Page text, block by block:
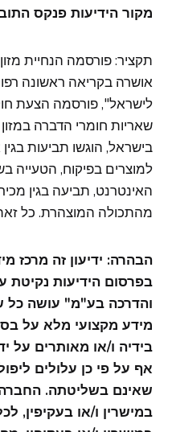
מקור הידיעות פנקס
תקציר: פורסמה הנחיית
אושרה בקריאה ראשונה
לישראל", פורסמה הצעת
שאריות חומרי הדברה
בישראל, הוגשו תביעות
למוצרים בפיקוח, הטעייה
האינטרנט, תביעה בגין
מהתכולה המוצהרת. כל
הבהרה: ידיעון זה מרכז
בפרסום הידיעות נקיטת
והדרכה בע"מ" עושה כל
מידע מקצועי מלא על
בידיה ו/או מאותרים על
אף על פי כן עלולים
שאינם בשליטתה.
במישרין ו/או בעקיפין,